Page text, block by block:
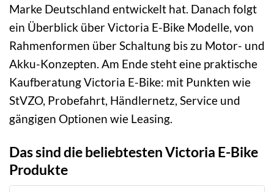
Marke Deutschland entwickelt hat. Danach folgt
ein Überblick über Victoria E-Bike Modelle, von
Rahmenformen über Schaltung bis zu Motor- und
Akku-Konzepten. Am Ende steht eine praktische
Kaufberatung Victoria E-Bike: mit Punkten wie
StVZO, Probefahrt, Händlernetz, Service und
gängigen Optionen wie Leasing.
Das sind die beliebtesten Victoria E-Bike
Produkte